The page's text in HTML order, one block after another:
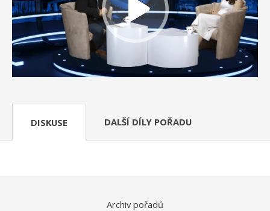
DISKUSE DALŠÍ DÍLY POŘADU
Archiv pořadů